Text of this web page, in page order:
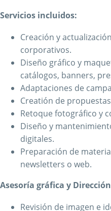
Servicios incluidos:
Creación y
corporativos.
Diseño gráfico y
catálogos, banners,
Adaptaciones de
Creatión de
Retoque fotográfico y
Diseño y
digitales.
Preparación de
newsletters o web.
Asesoría gráfica y
Revisión de imagen e